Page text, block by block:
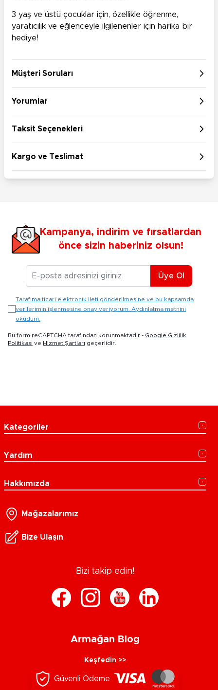
3 yaş ve üstü çocuklar için, özellikle öğrenme,
yaratıcılık ve eğlenceyle ilgilenenler için harika bir
hediye!
Müşteri Soruları
Yorumlar
Taksit Seçenekleri
Kargo ve Teslimat
Kampanya, indirim ve fırsatlardan
önce sizin haberiniz olsun!
E-posta Adresiniz
Üye Ol
Tarafıma ticari elektronik ileti gönderilmesine ve bu kapsamda
verilerimin işlenmesine onay veriyorum. Aydınlatma metnini
okudum.
Bu form reCAPTCHA tarafından korunmaktadır - Google Gizlilik
Politikası ve Hizmet Şartları geçerlidir.
Kategoriler
Yardım
Hakkımızda
Mağazalarımız
Bize Ulaşın
Bizi takip edin!
Armağan Blog
Keşfedin >>
Güvenli Ödeme